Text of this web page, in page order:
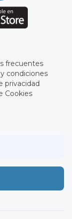
frecuentes
condiciones
privacidad
Cookies